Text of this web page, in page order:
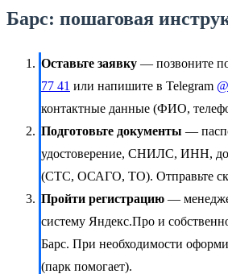
Барс: пошаговая
Оставьте заявку — позвоните
77 41 или напишите в Telegram
контактные данные (ФИО,
Подготовьте документы —
удостоверение, СНИЛС, ИНН,
(СТС, ОСАГО, ТО). Отправьте
Пройти регистрацию —
систему Яндекс.Про и
Барс. При необходимости
(парк помогает).